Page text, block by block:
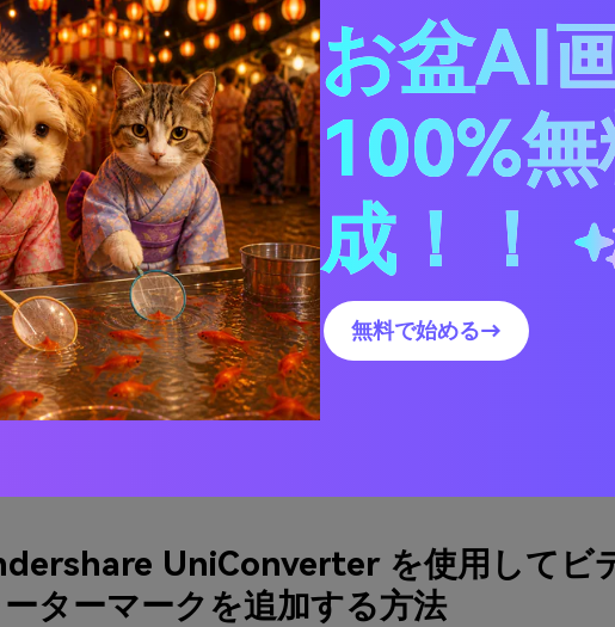
· テキストの透かしのサイズ、色、フォントをカス
タマイズおよび編集できます。
· ウォーターマークの追加後に表示されるファイル
を確認するためのプレビュー ウィンドウが利用可
能です。
· 1000 を超える一般的な形式にビデオを変換でき
ます。
· バッチ処理をサポートするロスレス品質のファイ
ル処理。
無料ダウンロード
UniConverter を使用してビ
ターマークを追加する方法
お盆AI
100%
成！！
無料で始める→